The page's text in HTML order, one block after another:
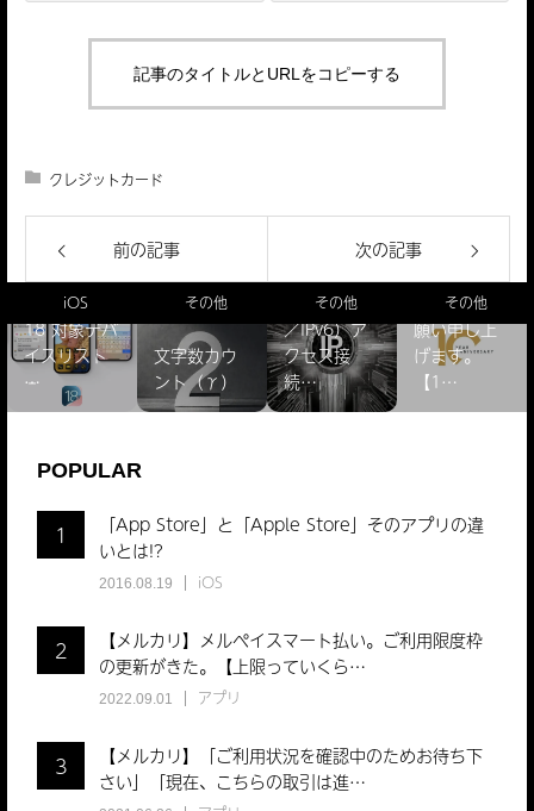
記事のタイトルとURLをコピーする
クレジットカード
前の記事 次の記事
iOS
驚きのiOS
18 対象デバ
イスリスト
̵…
その他
文字数カウ
ント（γ）
その他
IPアドレス
確認（IPv4
／IPv6）ア
クセス接
続…
その他
【謹賀新
年】本年も
よろしくお
願い申し上
げます。
【1…
POPULAR
1
「App Store」と「Apple Store」そのアプリの違
いとは!?
2016.08.19 iOS
2
【メルカリ】メルペイスマート払い。ご利用限度枠
の更新がきた。【上限っていくら…
2022.09.01 アプリ
3
【メルカリ】「ご利用状況を確認中のためお待ち下
さい」「現在、こちらの取引は進…